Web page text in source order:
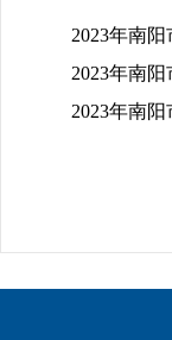
2023年南
2023年南
2023年南